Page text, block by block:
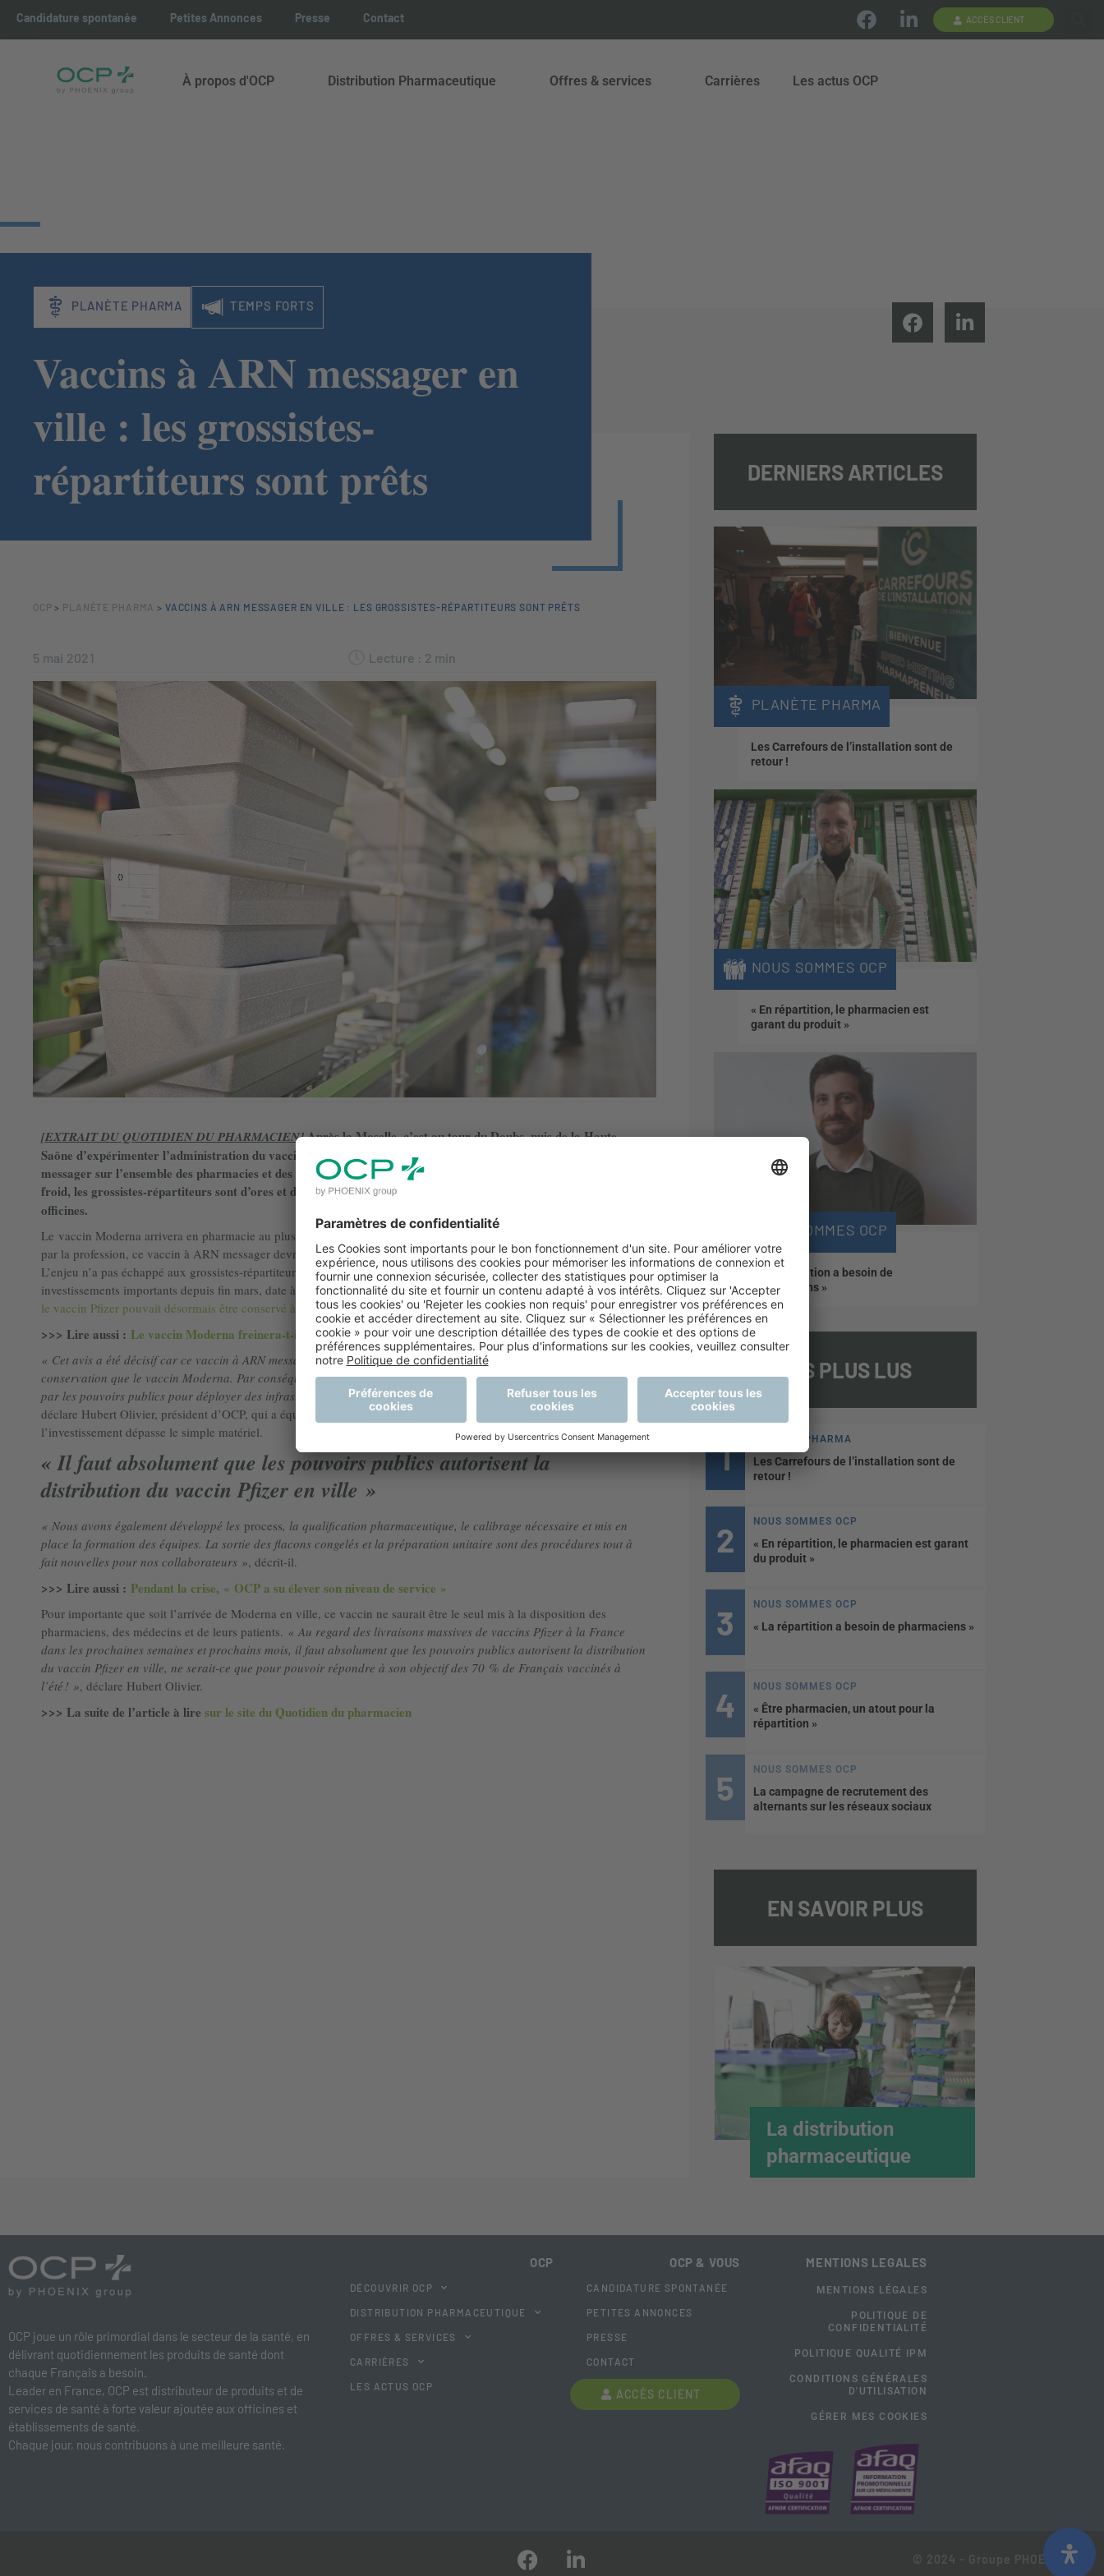
Candidature spontanée Petites Annonces Presse Contact ACCÈS CLIENT
À propos d'OCP Distribution Pharmaceutique Offres & services Carrières Les actus OCP
PLANÈTE PHARMA TEMPS FORTS
Vaccins à ARN messager en
ville : les grossistes-
répartiteurs sont prêts
OCP > PLANÈTE PHARMA > VACCINS À ARN MESSAGER EN VILLE : LES GROSSISTES-RÉPARTITEURS SONT PRÊTS
5 mai 2021 Lecture : 2 min
[EXTRAITDU QUOTIDIEN DU PHARMACIEN]Après la Moselle, c’est au tour du Doubs, puis de la Haute-
Saône d’expérimenter l’administration du vaccin Moderna en ville avant une généralisation de ce vaccin à ARN
messager sur l’ensemble des pharmacies et des cabinets médicaux. Grâce à des investissements dans la chaîne du
froid, les grossistes-répartiteurs sont d’ores et déjà dans lesstarting-blocks
officines.
Le vaccin Moderna arrivera en pharmacie au plus tard en juin, promet le ministère de la Santé. Appelé de ses vœux
par la profession, ce vaccin à ARN messager devrait permettre d’élargir la cible des personnes éligibles à l’officine.
L’enjeu n’a pas échappé aux grossistes-répartiteurs qui ont anticipé cette échéance. Ils se sont engagés dans des
investissements importants depuis fin mars, date à laquellel’Agence européenne du médicament (EMA) a déclaré que
le vaccin Pfizer pouvait désormais être conservé à -20 °C.
>>> Lire aussi : Le vaccin Moderna freinera-t-il la Covid-19 en Moselle ?
« Cet avis a été décisif car ce vaccin à ARN messager peut intégrer la chaîne logistique dans les mêmes conditions de
conservation que le vaccin Moderna. Par conséquent, les grossistes-répartiteurs n’ont pas attendu d’être sollicités
par les pouvoirs publics pour déployer des infrastructures permettant la conservation de ces vaccins congelés »
déclare Hubert Olivier, président d’OCP, qui a équipé ses établissements en infrastructures de stockage à -20 °C. Mais
l’investissement dépasse le simple matériel.
« Il faut absolument que les pouvoirs publics autorisent la
distribution du vaccin Pfizer en ville »
« Nous avons également développé les process, la qualification pharmaceutique, le calibrage nécessaire et mis en
place la formation des équipes. La sortie des flacons congelés et la préparation unitaire sont des procédures tout à
fait nouvelles pour nos collaborateurs », décrit-il.
>>> Lire aussi : Pendant la crise, « OCP a su élever son niveau de service »
Pour importante que soit l’arrivée de Moderna en ville, ce vaccin ne saurait être le seul mis à la disposition des
pharmaciens, des médecins et de leurs patients. « Au regard des livraisons massives de vaccins Pfizer à la France
dans les prochaines semaines et prochains mois, il faut absolument que les pouvoirs publics autorisent la distribution
du vaccin Pfizer en ville, ne serait-ce que pour pouvoir répondre à son objectif des 70 % de Français vaccinés à
l’été ! », déclare Hubert Olivier.
>>> La suite de l’article à lire sur le site du Quotidien du pharmacien
DERNIERS ARTICLES
PLANÈTE PHARMA
Les Carrefours de l’installation sont de
retour !
NOUS SOMMES OCP
« En répartition, le pharmacien est
garant du produit »
NOUS SOMMES OCP
« La répartition a besoin de
pharmaciens »
LES PLUS LUS
PLANÈTE PHARMA
Les Carrefours de l’installation sont de
retour !
NOUS SOMMES OCP
« En répartition, le pharmacien est garant
du produit »
NOUS SOMMES OCP
« La répartition a besoin de pharmaciens »
NOUS SOMMES OCP
« Être pharmacien, un atout pour la
répartition »
NOUS SOMMES OCP
La campagne de recrutement des
alternants sur les réseaux sociaux
EN SAVOIR PLUS
La distribution
pharmaceutique
OCP joue un rôle primordial dans le secteur de la santé, en
délivrant quotidiennement les produits de santé dont
chaque Français a besoin.
Leader en France, OCP est distributeur de produits et de
services de santé à forte valeur ajoutée aux officines et
établissements de santé.
Chaque jour, nous contribuons à une meilleure santé.
OCP
DÉCOUVRIR OCP
DISTRIBUTION PHARMACEUTIQUE
OFFRES & SERVICES
CARRIÈRES
LES ACTUS OCP
OCP & VOUS
CANDIDATURE SPONTANÉE
PETITES ANNONCES
PRESSE
CONTACT
ACCÈS CLIENT
MENTIONS LEGALES
MENTIONS LÉGALES
POLITIQUE DE
CONFIDENTIALITÉ
POLITIQUE QUALITÉ IPM
CONDITIONS GÉNÉRALES
D'UTILISATION
GÉRER MES COOKIES
© 2024 - Groupe PHOENIX-OCP